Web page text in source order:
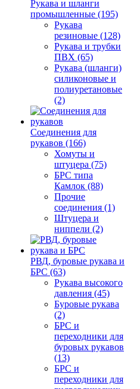
Рукава и шланги
промышленные (195)
Рукава
резиновые (128)
Рукава и трубки
ПВХ (65)
Рукава (шланги)
силиконовые и
полиуретановые
(2)
Соединения для
рукавов (166)
Хомуты и
штуцера (75)
БРС типа
Камлок (88)
Прочие
соединения (1)
Штуцера и
ниппели (2)
РВД, буровые рукава и
БРС (63)
Рукава высокого
давления (45)
Буровые рукава
(2)
БРС и
переходники для
буровых рукавов
(13)
БРС и
переходники для